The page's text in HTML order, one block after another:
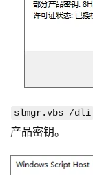
术
教
程
登录
slmgr.vbs /dli
产品密钥。